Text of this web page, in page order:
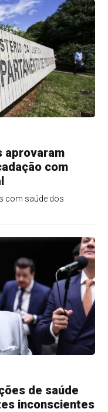
aprovaram
com
com saúde dos
de saúde
inconscientes